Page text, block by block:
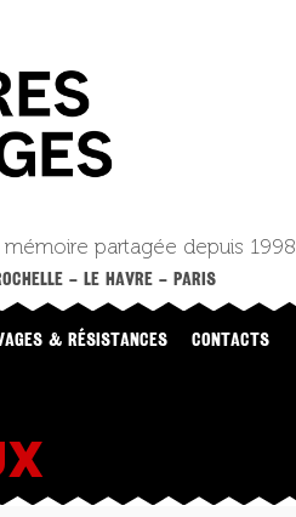
partagée depuis 1998
– LE HAVRE – PARIS
& RÉSISTANCES CONTACTS